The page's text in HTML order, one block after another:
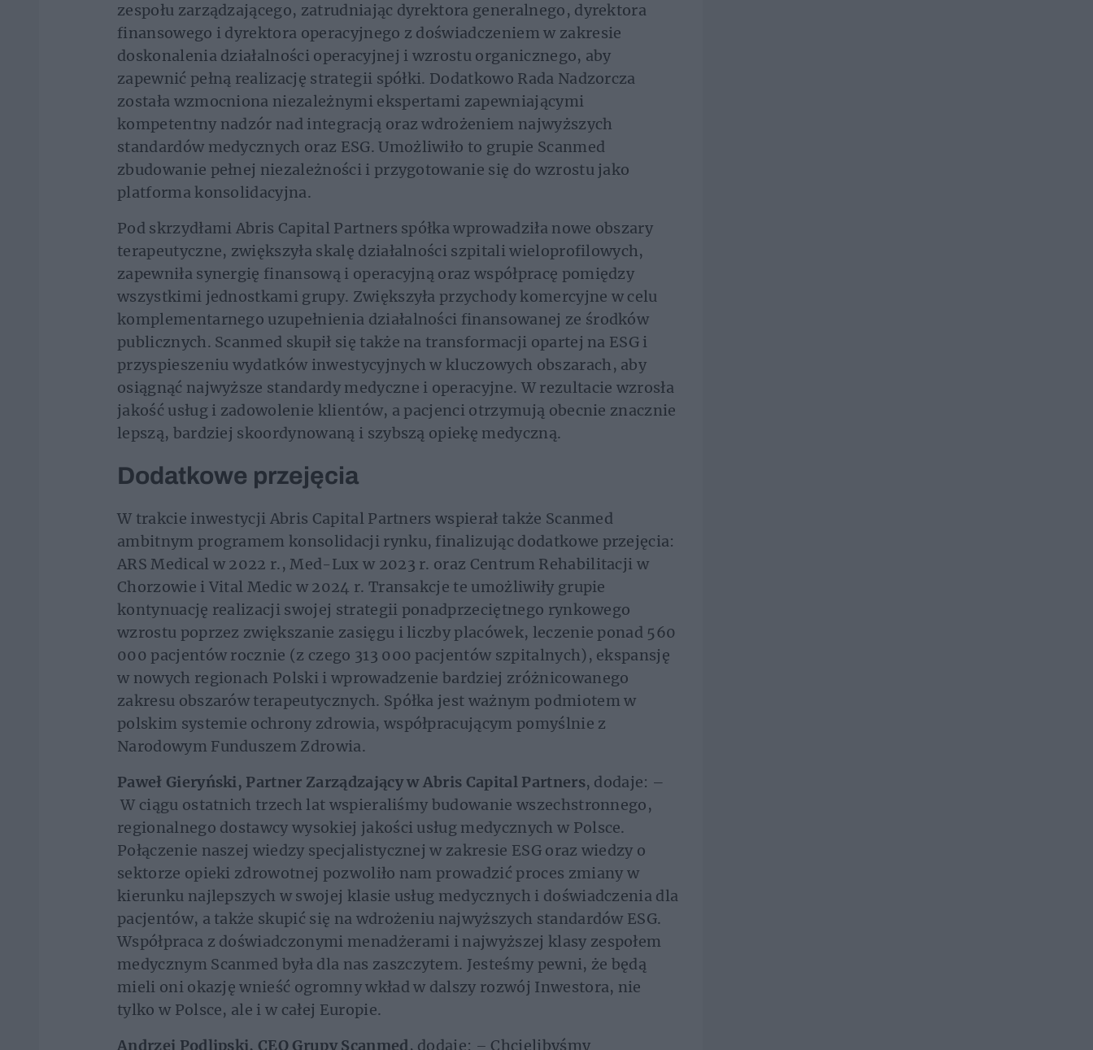
zespołu zarządzającego, zatrudniając dyrektora generalnego, dyrektora
finansowego i dyrektora operacyjnego z doświadczeniem w zakresie
doskonalenia działalności operacyjnej i wzrostu organicznego, aby
zapewnić pełną realizację strategii spółki. Dodatkowo Rada Nadzorcza
została wzmocniona niezależnymi ekspertami zapewniającymi
kompetentny nadzór nad integracją oraz wdrożeniem najwyższych
standardów medycznych oraz ESG. Umożliwiło to grupie Scanmed
zbudowanie pełnej niezależności i przygotowanie się do wzrostu jako
platforma konsolidacyjna.
Pod skrzydłami Abris Capital Partners spółka wprowadziła nowe obszary
terapeutyczne, zwiększyła skalę działalności szpitali wieloprofilowych,
zapewniła synergię finansową i operacyjną oraz współpracę pomiędzy
wszystkimi jednostkami grupy. Zwiększyła przychody komercyjne w celu
komplementarnego uzupełnienia działalności finansowanej ze środków
publicznych. Scanmed skupił się także na transformacji opartej na ESG i
przyspieszeniu wydatków inwestycyjnych w kluczowych obszarach, aby
osiągnąć najwyższe standardy medyczne i operacyjne. W rezultacie wzrosła
jakość usług i zadowolenie klientów, a pacjenci otrzymują obecnie znacznie
lepszą, bardziej skoordynowaną i szybszą opiekę medyczną.
Dodatkowe przejęcia
W trakcie inwestycji Abris Capital Partners wspierał także Scanmed
ambitnym programem konsolidacji rynku, finalizując dodatkowe przejęcia:
ARS Medical w 2022 r., Med-Lux w 2023 r. oraz Centrum Rehabilitacji w
Chorzowie i Vital Medic w 2024 r. Transakcje te umożliwiły grupie
kontynuację realizacji swojej strategii ponadprzeciętnego rynkowego
wzrostu poprzez zwiększanie zasięgu i liczby placówek, leczenie ponad 560
000 pacjentów rocznie (z czego 313 000 pacjentów szpitalnych), ekspansję
w nowych regionach Polski i wprowadzenie bardziej zróżnicowanego
zakresu obszarów terapeutycznych. Spółka jest ważnym podmiotem w
polskim systemie ochrony zdrowia, współpracującym pomyślnie z
Narodowym Funduszem Zdrowia.
Paweł Gieryński, Partner Zarządzający w Abris Capital Partners, dodaje: –
W ciągu ostatnich trzech lat wspieraliśmy budowanie wszechstronnego,
regionalnego dostawcy wysokiej jakości usług medycznych w Polsce.
Połączenie naszej wiedzy specjalistycznej w zakresie ESG oraz wiedzy o
sektorze opieki zdrowotnej pozwoliło nam prowadzić proces zmiany w
kierunku najlepszych w swojej klasie usług medycznych i doświadczenia dla
pacjentów, a także skupić się na wdrożeniu najwyższych standardów ESG.
Współpraca z doświadczonymi menadżerami i najwyższej klasy zespołem
medycznym Scanmed była dla nas zaszczytem. Jesteśmy pewni, że będą
mieli oni okazję wnieść ogromny wkład w dalszy rozwój Inwestora, nie
tylko w Polsce, ale i w całej Europie.
Andrzej Podlipski, CEO Grupy Scanmed, dodaje: – Chcielibyśmy